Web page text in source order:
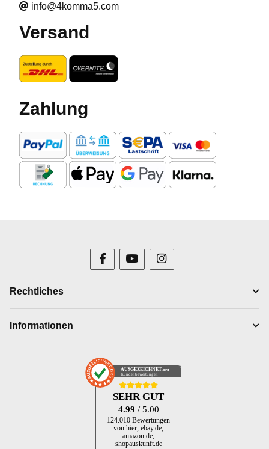
info@4komma5.com
Versand
Zahlung
Rechtliches
Informationen
AUSGEZEICHNET .org
Kundenbewertungen
SEHR GUT
4.99 / 5.00
124.010 Bewertungen
von hier, ebay.de,
amazon.de,
shopauskunft.de